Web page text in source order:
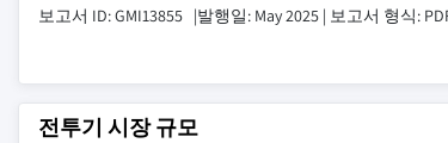
보고서 ID: GMI13855 |발행일: May 2025 | 보고서 형식:
전투기 시장 규모